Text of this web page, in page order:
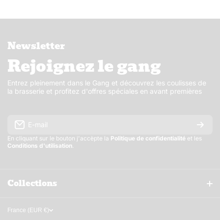
Newsletter
Rejoignez le gang
Entrez pleinement dans le Gang et découvrez les coulisses de
la brasserie et profitez d'offres spéciales en avant premières
E-mail
En cliquant sur le bouton j'accèpte la Politique de confidentialité et les
Conditions d'utilisation.
Collections
Accueil
France (EUR €)